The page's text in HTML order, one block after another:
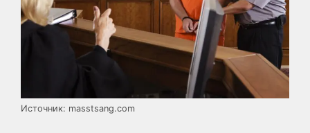
Источник: masstsang.com